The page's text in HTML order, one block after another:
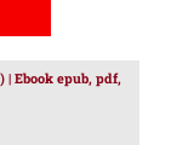
| Ebook epub, pdf,